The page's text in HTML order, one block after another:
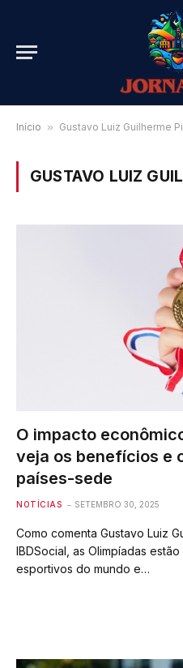
Início » Gustavo Luiz Guilherme
GUSTAVO LUIZ
O impacto
veja os benefícios e
países-sede
NOTÍCIAS SETEMBRO 30, 2025
Como comenta Gustavo Luiz
IBDSocial, as Olimpíadas
esportivos do mundo e…